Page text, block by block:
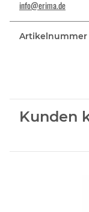
info@erima.de
Artikelnummer
Kunden